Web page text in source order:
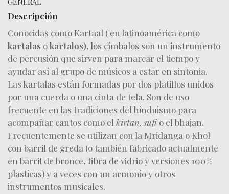
Descripción
Conocidas como Kartaal ( en latinoamérica como
kartalas okartalos), los címbalos son un instrumento
de percusión que sirven para marcar el tiempo y
ayudar así al grupo de músicos a estar en sintonia.
Las kartalas están formadas por dos platillos unidos
por una cuerda o una cinta de tela. Son de uso
frecuente en las tradiciones del hinduismo para
acompañar cantos como el kirtan, sufi o el bhajan.
Frecuentemente se utilizan con la Mridanga o Khol
con barril de greda (o también fabricado actualmente
en barril de bronce, fibra de vidrio y versiones 100%
plasticas) y a veces con un armonio y otros
instrumentos musicales.